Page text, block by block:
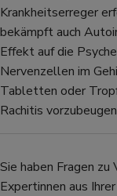
Krankheitserreger
bekämpft auch
Effekt auf die
Nervenzellen im
Tabletten oder
Rachitis
Sie haben Fragen
Expertinnen aus